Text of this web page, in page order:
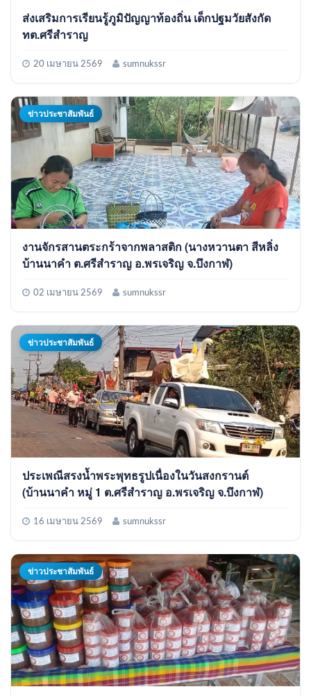
ส่งเสริมการเรียนรู้ภูมิปัญญาท้องถิ่น เด็กปฐมวัยสังกัด
ทต.ศรีสำราญ
20 เมษายน 2569 sumnukssr
ข่าวประชาสัมพันธ์
งานจักรสานตระกร้าจากพลาสติก (นางหวานตา สีหลิ่ง
บ้านนาคำ ต.ศรีสำราญ อ.พรเจริญ จ.บึงกาฬ)
02 เมษายน 2569 sumnukssr
ข่าวประชาสัมพันธ์
ประเพณีสรงน้ำพระพุทธรูปเนื่องในวันสงกรานต์
(บ้านนาคำ หมู่ 1 ต.ศรีสำราญ อ.พรเจริญ จ.บึงกาฬ)
16 เมษายน 2569 sumnukssr
ข่าวประชาสัมพันธ์